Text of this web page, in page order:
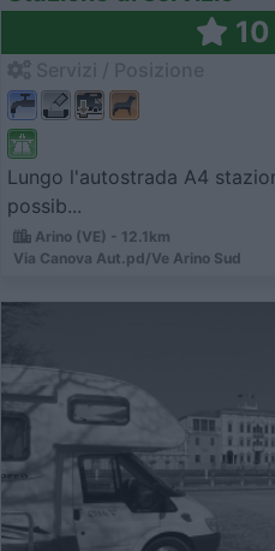
10
Lungo l'autostrada A4
possib...
Arino (VE) - 12.1km
Via Canova Aut.pd/Ve Arino Sud